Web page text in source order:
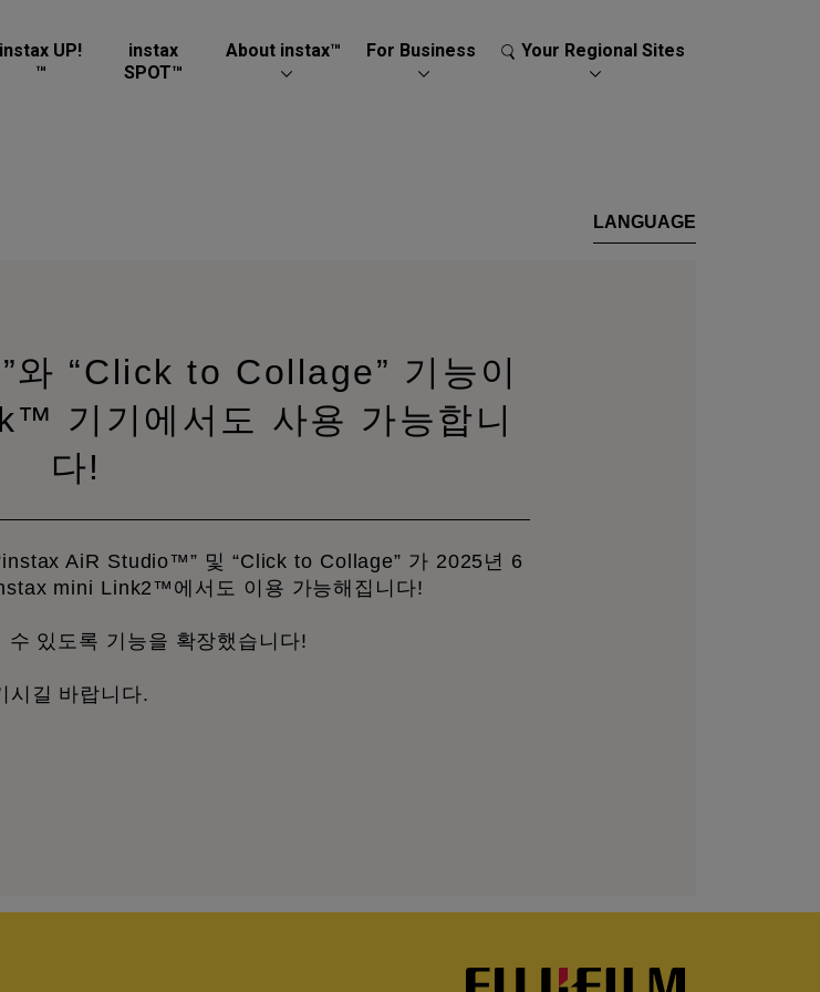
instax UP!
™
instax
SPOT™
About instax™ For Business Your Regional Sites
LANGUAGE
“Click to Collage” 기능이
기기에서도 사용 가능합니
다!
AiR Studio™” 및 “Click to Collage” 가 2025년 6
mini Link2™에서도 이용 가능해집니다!
있도록 기능을 확장했습니다!
시길 바랍니다.